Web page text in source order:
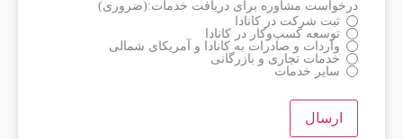
درخواست مشاوره برای دریافت خدمات:(ضروری)
ثبت شرکت در کانادا
توسعه کسب‌وکار در کانادا
واردات و صادرات به کانادا و آمریکای شمالی
خدمات تجاری و بازرگانی
سایر خدمات
ارسال